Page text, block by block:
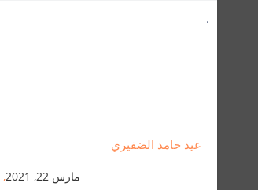
.
عيد حامد الضفيري
مارس 22, 2021 ,